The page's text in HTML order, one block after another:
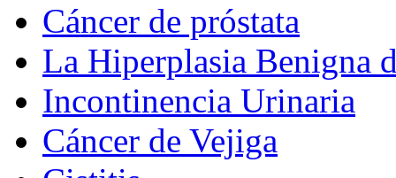
Cáncer de próstata
La Hiperplasia Benigna
Incontinencia Urinaria
Cáncer de Vejiga